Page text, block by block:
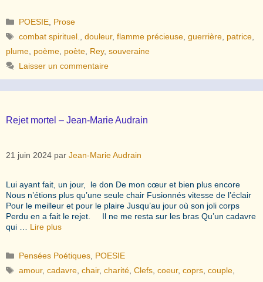
Catégories
POESIE Prose
Étiquettes
combat spirituel. ,douleur,flamme précieuse ,guerrière patrice
plume poème poète Rey, souveraine
Laisser un commentaire
Rejet mortel – Jean-Marie Audrain
21 juin 2024 par Jean-Marie Audrain
Lui ayant fait, un jour, le don De mon cœur et bien plus encore
Nous n’étions plus qu’une seule chair Fusionnés vitesse de l’éclair
Pour le meilleur et pour le plaire Jusqu’au jour où son joli corps
Perdu en a fait le rejet. Il ne me resta sur les bras Qu’un cadavre
qui … Lire plus
Catégories
Pensées Poétiques POESIE
Étiquettes
amour,cadavre ,chair,charité ,Clefs ,coeur,coprs ,couple